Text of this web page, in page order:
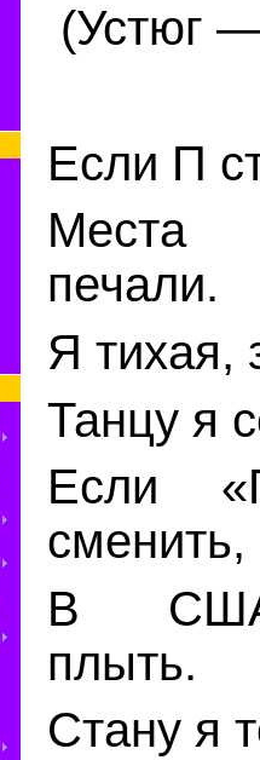
(Устюг
Если П
Места
печали.
Я тихая,
Танцу я
Если
сменить,
В
плыть.
Стану я